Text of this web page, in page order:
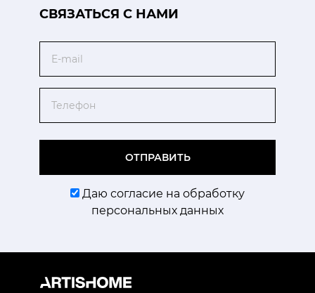
CВЯЗАТЬСЯ С НАМИ
ОТПРАВИТЬ
Даю согласие на обработку
персональных данных